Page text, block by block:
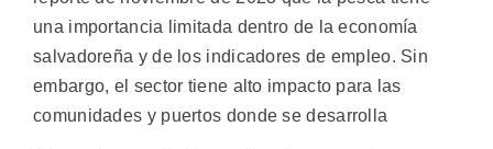
una importancia limitada dentro de la economía
salvadoreña y de los indicadores de empleo. Sin
embargo, el sector tiene alto impacto para las
comunidades y puertos donde se desarrolla